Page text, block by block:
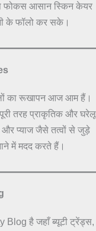
फोकस आसान स्किन केयर
के फॉलो कर सके।
का रूखापन आज आम हैं।
तरह प्राकृतिक और घरेलू
और प्याज जैसे तत्वों से जुड़े
में मदद करते हैं।
है जहाँ ब्यूटी ट्रेंड्स,